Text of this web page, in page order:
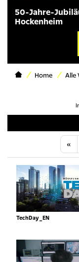
50-Jahre-
Hockenheim
Home Alle
«
TechDay_EN